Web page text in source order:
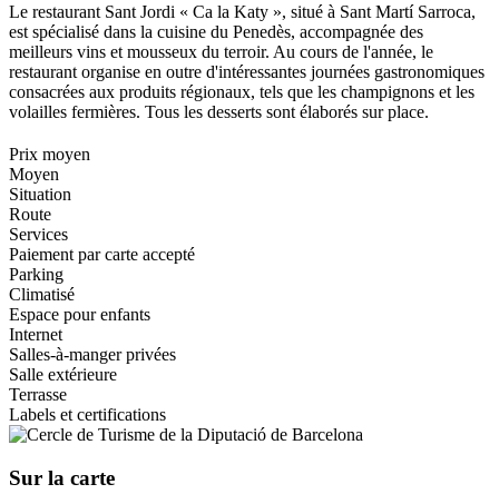
Le restaurant Sant Jordi « Ca la Katy », situé à Sant Martí Sarroca,
est spécialisé dans la cuisine du Penedès, accompagnée des
meilleurs vins et mousseux du terroir. Au cours de l'année, le
restaurant organise en outre d'intéressantes journées gastronomiques
consacrées aux produits régionaux, tels que les champignons et les
volailles fermières. Tous les desserts sont élaborés sur place.
Prix moyen
Moyen
Situation
Route
Services
Paiement par carte accepté
Parking
Climatisé
Espace pour enfants
Internet
Salles-à-manger privées
Salle extérieure
Terrasse
Labels et certifications
Sur la carte